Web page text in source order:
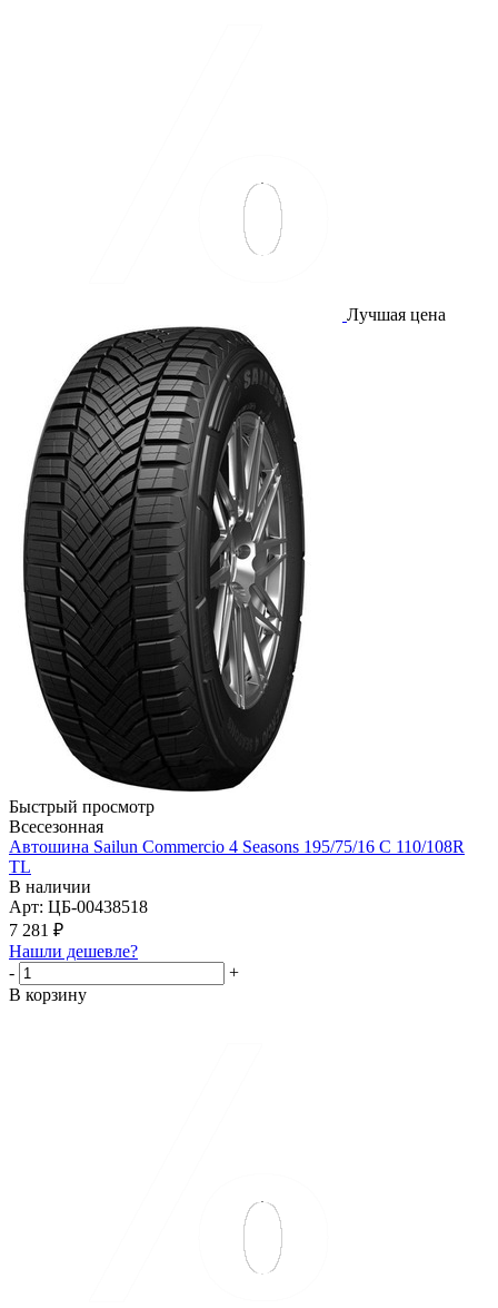
Лучшая цена
Быстрый просмотр
Всесезонная
Автошина Sailun Commercio 4 Seasons 195/75/16 С 110/108R
TL
В наличии
Арт: ЦБ-00438518
7 281 ₽
Нашли дешевле?
-
+
В корзину